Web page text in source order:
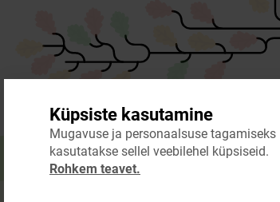
Küpsiste kasutamine
Mugavuse ja personaalsuse tagamiseks
kasutatakse sellel veebilehel küpsiseid.
Rohkem teavet.